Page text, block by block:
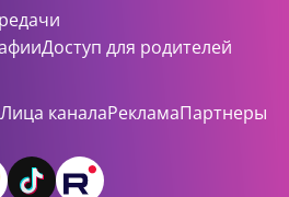
Доступ для родителей
Лица каналаРекламаПартнеры